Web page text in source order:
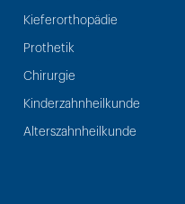
Kieferorthopädie
Prothetik
Chirurgie
Kinderzahnheilkunde
Alterszahnheilkunde